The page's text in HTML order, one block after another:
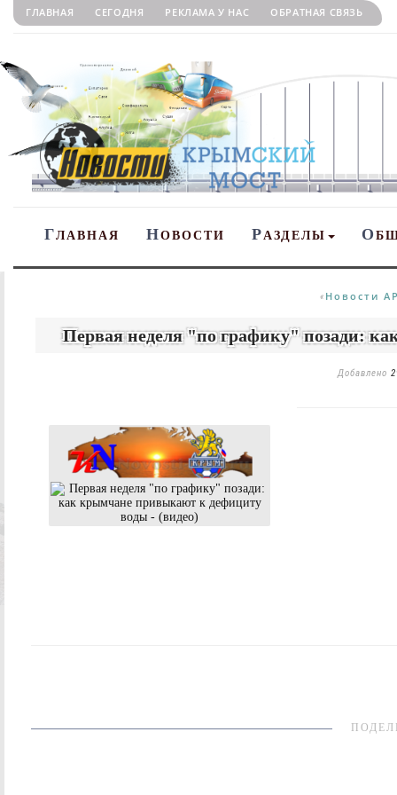
ГЛАВНАЯ СЕГОДНЯ РЕКЛАМА У НАС ОБРАТНАЯ СВЯЗЬ
ГЛАВНАЯ НОВОСТИ РАЗДЕЛЫ О
« Новости
Первая неделя "по графику" позади:
Добавлено